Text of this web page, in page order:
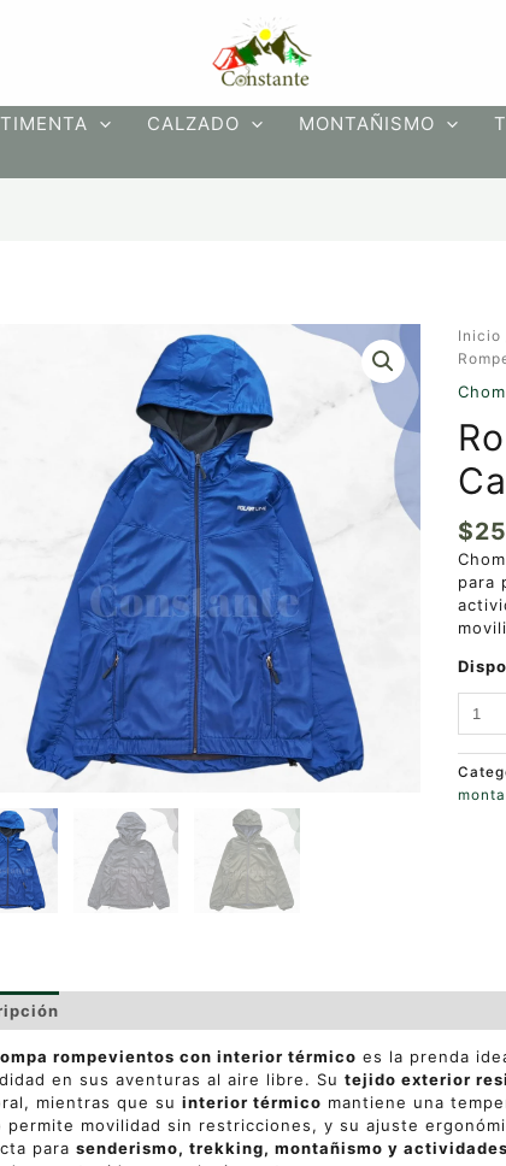
CALZADO MONTAÑISMO
Inicio
$
para
S
rompevientos con interior térmico es la prenda
en sus aventuras al aire libre. Su tejido exterior
mientras que su interior térmico mantiene una
permite movilidad sin restricciones, y su ajuste
para senderismo, trekking, montañismo y